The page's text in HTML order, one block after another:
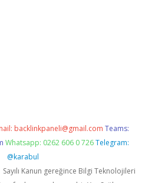
backlinkpaneli@gmail.com Teams:
Whatsapp: 0262 606 0 726 Telegram:
@karabul
Sayılı Kanun gereğince Bilgi Teknolojileri